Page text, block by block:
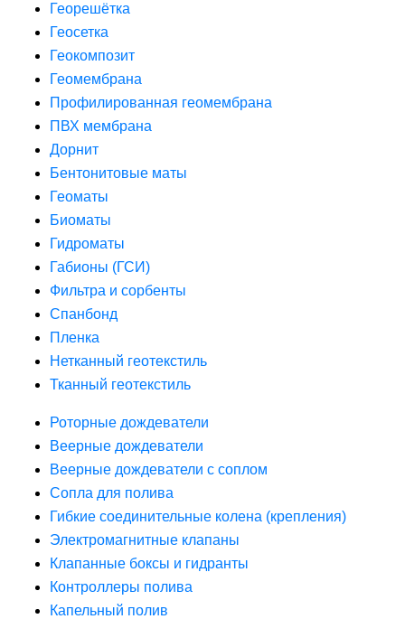
Георешётка
Геосетка
Геокомпозит
Геомембрана
Профилированная геомембрана
ПВХ мембрана
Дорнит
Бентонитовые маты
Геоматы
Биоматы
Гидроматы
Габионы (ГСИ)
Фильтра и сорбенты
Спанбонд
Пленка
Нетканный геотекстиль
Тканный геотекстиль
Роторные дождеватели
Веерные дождеватели
Веерные дождеватели с соплом
Сопла для полива
Гибкие соединительные колена (крепления)
Электромагнитные клапаны
Клапанные боксы и гидранты
Контроллеры полива
Капельный полив